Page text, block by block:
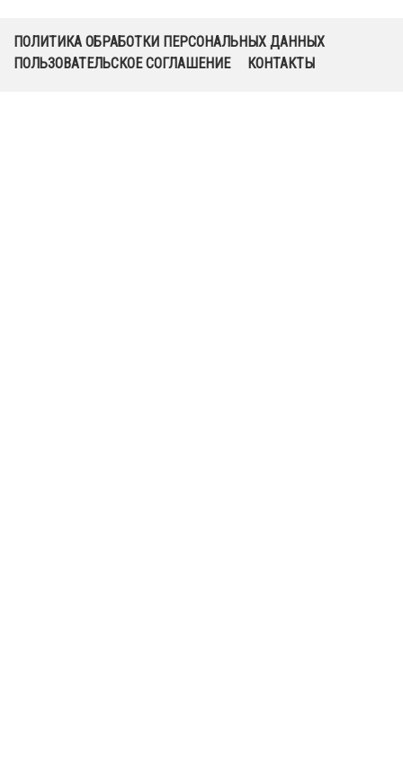
ПОЛИТИКА ОБРАБОТКИ ПЕРСОНАЛЬНЫХ ДАННЫХ
ПОЛЬЗОВАТЕЛЬСКОЕ СОГЛАШЕНИЕ
КОНТАКТЫ